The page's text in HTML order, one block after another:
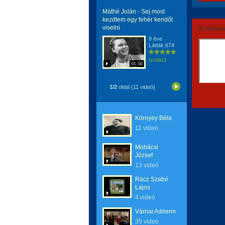
Máthé Jolán - Sej most
kezdtem egy fehér kendőt
viselni
01:50
9 éve
Látták:674
Izolda3
1/2oldal (11 videó)
Környey Béla
11 videó
Mohácsi
József
13 videó
Rácz Szabó
Lajos
4 videó
Várnai Adrienn
35 videó